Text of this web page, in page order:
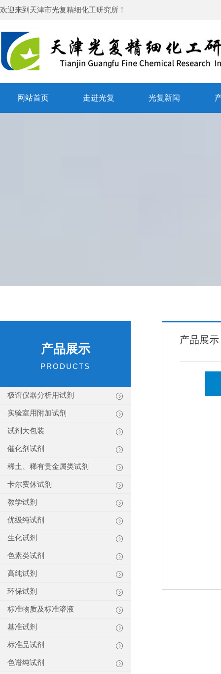
欢迎来到 天津市光复精细化工研究所 ！
网站首页 走进光复 光复新闻
产品展示
PRODUCTS
极谱仪器分析用试剂
实验室用附加试剂
试剂大包装
催化剂试剂
稀土、稀有贵金属类试剂
卡尔费休试剂
教学试剂
优级纯试剂
生化试剂
色素类试剂
高纯试剂
环保试剂
标准物质及标准溶液
基准试剂
标准品试剂
色谱纯试剂
产品展示